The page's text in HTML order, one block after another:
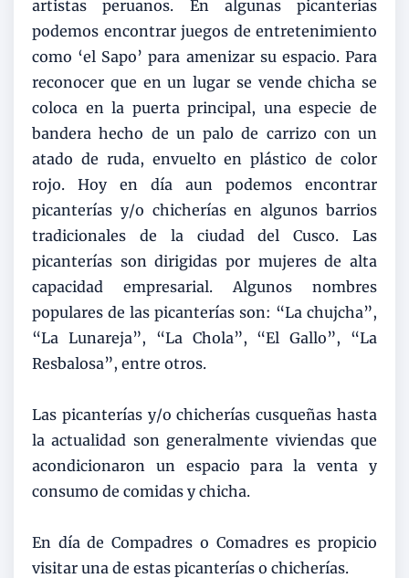
artistas peruanos. En algunas picanterías
podemos encontrar juegos de entretenimiento
como ‘el Sapo’ para amenizar su espacio. Para
reconocer que en un lugar se vende chicha se
coloca en la puerta principal, una especie de
bandera hecho de un palo de carrizo con un
atado de ruda, envuelto en plástico de color
rojo. Hoy en día aun podemos encontrar
picanterías y/o chicherías en algunos barrios
tradicionales de la ciudad del Cusco. Las
picanterías son dirigidas por mujeres de alta
capacidad empresarial. Algunos nombres
populares de las picanterías son: “La chujcha”,
“La Lunareja”, “La Chola”, “El Gallo”, “La
Resbalosa”, entre otros.
Las picanterías y/o chicherías cusqueñas hasta
la actualidad son generalmente viviendas que
acondicionaron un espacio para la venta y
consumo de comidas y chicha.
En día de Compadres o Comadres es propicio
visitar una de estas picanterías o chicherías.